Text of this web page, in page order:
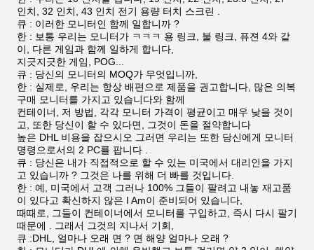
우리는 LCD 스크린을 생산하는 공장입니다.우리의 모니
터는 VGA- USB와 같이 많은 인터페이스를 가지고 있습
니다-
일련입니다 . 그것은 IGS, 지긋지긋한 게임, POG와 같이,
많은 게임과 함께 일합니다 . 엄청 웃기다. 우리는 또한 달
라서 가지고 있습니다
19 인치 적외선 모니터, 또한 22 인치, 27 인치, 32 인치,
43 Inch.Below와 같이, 모니터의 크기
우리의 공장에서 실험된 제품의 약간의 사진이 되세요.
FAQ
큐 : 당신이 파는 어떤 사이즈 모니터 ?
한 : 우리는 10 인치, 15 인치, 17 인치 19 22 23 27 32 43 55"과
같이, 모니터의 많은 크기를 팝니다 .
큐 : 무엇이 당신이 파는 적외선 터치 스크린을 분류합니까 ?
한 : 17 인치, 19 인치, 22 인치, 27 인치, 32 인치, 43 인치, 우리
가 판 55 인치 적외선 터치 스크린 .
큐 : 무엇이 당신이 파는 전기 용량 터치 스크린을 분류합니까 ?